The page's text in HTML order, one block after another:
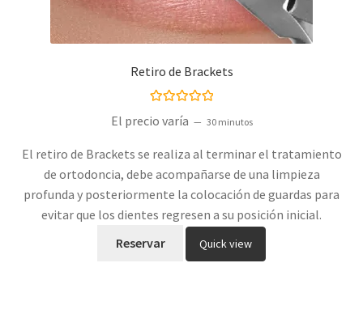
Retiro de Brackets
Valorado con
El precio varía 30 minutos
El retiro de Brackets se realiza al terminar el tratamiento
de ortodoncia, debe acompañarse de una limpieza
profunda y posteriormente la colocación de guardas para
evitar que los dientes regresen a su posición inicial.
Reservar
Quick view